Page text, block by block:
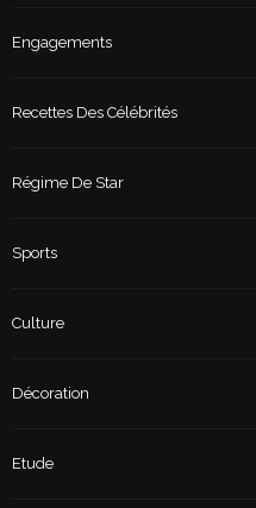
Engagements
Recettes Des Célébrités
Régime De Star
Sports
Culture
Décoration
Etude